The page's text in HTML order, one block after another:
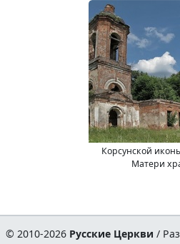
Корсунской
Матери
© 2010-2026 Русские Церкви /